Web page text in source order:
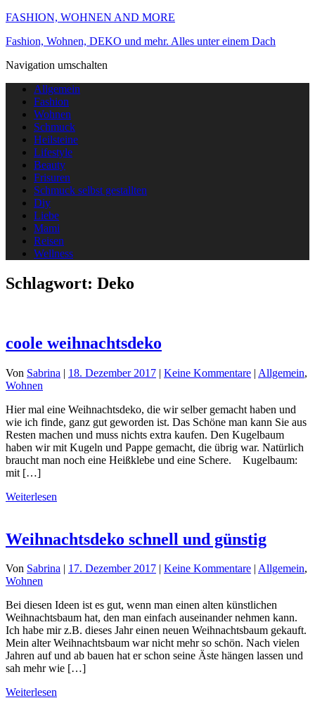
FASHION, WOHNEN AND MORE
Fashion, Wohnen, DEKO und mehr. Alles unter einem Dach
Navigation umschalten
Allgemein
Fashion
Wohnen
Schmuck
Heilsteine
Lifestyle
Beauty
Frisuren
Schmuck selbst gestallten
Diy
Liebe
Mami
Reisen
Wellness
Schlagwort: Deko
coole weihnachtsdeko
Von Sabrina | 18. Dezember 2017 | Keine Kommentare | Allgemein,
Wohnen
Hier mal eine Weihnachtsdeko, die wir selber gemacht haben und
wie ich finde, ganz gut geworden ist. Das Schöne man kann Sie aus
Resten machen und muss nichts extra kaufen. Den Kugelbaum
haben wir mit Kugeln und Pappe gemacht, die übrig war. Natürlich
braucht man noch eine Heißklebe und eine Schere. Kugelbaum:
mit […]
Weiterlesen
Weihnachtsdeko schnell und günstig
Von Sabrina | 17. Dezember 2017 | Keine Kommentare | Allgemein,
Wohnen
Bei diesen Ideen ist es gut, wenn man einen alten künstlichen
Weihnachtsbaum hat, den man einfach auseinander nehmen kann.
Ich habe mir z.B. dieses Jahr einen neuen Weihnachtsbaum gekauft.
Mein alter Weihnachtsbaum war nicht mehr so schön. Nach vielen
Jahren auf und ab bauen hat er schon seine Äste hängen lassen und
sah mehr wie […]
Weiterlesen